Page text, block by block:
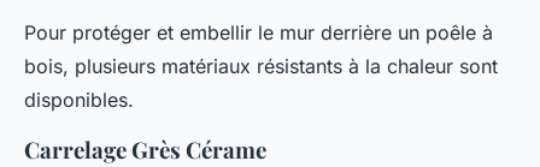
Pour protéger et embellir le mur derrière un poêle à
bois, plusieurs matériaux résistants à la chaleur sont
disponibles.
Carrelage Grès Cérame